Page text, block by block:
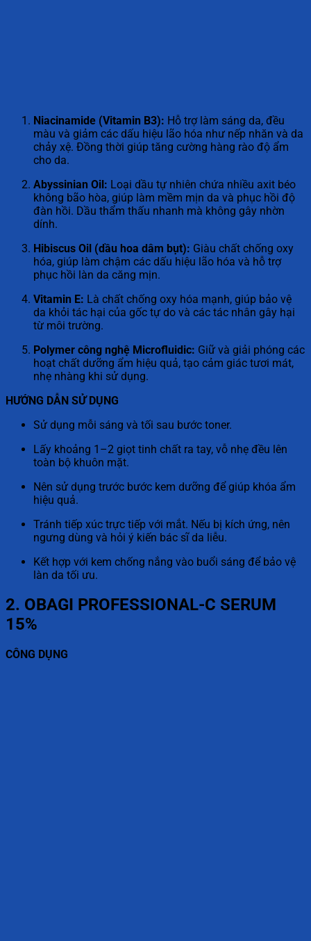
Niacinamide (Vitamin B3): Hỗ trợ làm sáng da, đều
màu và giảm các dấu hiệu lão hóa như nếp nhăn và da
chảy xệ. Đồng thời giúp tăng cường hàng rào độ ẩm
cho da.
Abyssinian Oil: Loại dầu tự nhiên chứa nhiều axit béo
không bão hòa, giúp làm mềm mịn da và phục hồi độ
đàn hồi. Dầu thẩm thấu nhanh mà không gây nhờn
dính.
Hibiscus Oil (dầu hoa dâm bụt): Giàu chất chống oxy
hóa, giúp làm chậm các dấu hiệu lão hóa và hỗ trợ
phục hồi làn da căng mịn.
Vitamin E: Là chất chống oxy hóa mạnh, giúp bảo vệ
da khỏi tác hại của gốc tự do và các tác nhân gây hại
từ môi trường.
Polymer công nghệ Microfluidic: Giữ và giải phóng các
hoạt chất dưỡng ẩm hiệu quả, tạo cảm giác tươi mát,
nhẹ nhàng khi sử dụng.
HƯỚNG DẪN SỬ DỤNG
Sử dụng mỗi sáng và tối sau bước toner.
Lấy khoảng 1–2 giọt tinh chất ra tay, vỗ nhẹ đều lên
toàn bộ khuôn mặt.
Nên sử dụng trước bước kem dưỡng để giúp khóa ẩm
hiệu quả.
Tránh tiếp xúc trực tiếp với mắt. Nếu bị kích ứng, nên
ngưng dùng và hỏi ý kiến bác sĩ da liễu.
Kết hợp với kem chống nắng vào buổi sáng để bảo vệ
làn da tối ưu.
2. OBAGI PROFESSIONAL-C SERUM
15%
CÔNG DỤNG